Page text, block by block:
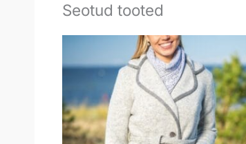
Seotud tooted